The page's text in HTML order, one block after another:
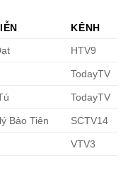
KÊNH
HTV9
TodayTV
TodayTV
Bảo Tiên SCTV14
VTV3